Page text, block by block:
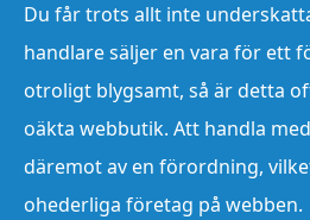
Du får trots allt inte
handlare säljer en vara för ett
otroligt blygsamt, så är detta
oäkta webbutik. Att handla
däremot av en förordning,
ohederliga företag på webben.